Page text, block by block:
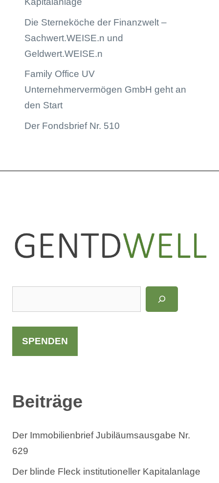
Die Sterneköche der Finanzwelt –
Sachwert.WEISE.n und
Geldwert.WEISE.n
Family Office UV
Unternehmervermögen GmbH geht an
den Start
Der Fondsbrief Nr. 510
u
c
e
SPENDEN
Beiträge
Der Immobilienbrief Jubiläumsausgabe Nr.
629
Der blinde Fleck institutioneller Kapitalanlage